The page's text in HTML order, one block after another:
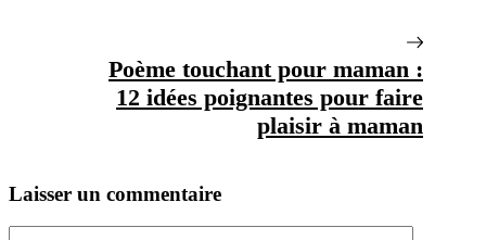
Poème touchant pour maman :
12 idées poignantes pour faire
plaisir à maman
Laisser un commentaire